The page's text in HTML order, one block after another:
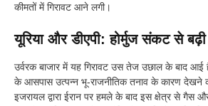
कीमतों में गिरावट आने लगी।
यूरिया और डीएपी: होर्मुज संकट से
उर्वरक बाजार में यह गिरावट उस तेज उछाल के बाद
के आसपास उत्पन्न भू-राजनीतिक तनाव के कारण देखने
इजरायल द्वारा ईरान पर हमले के बाद इस क्षेत्र से गैस और